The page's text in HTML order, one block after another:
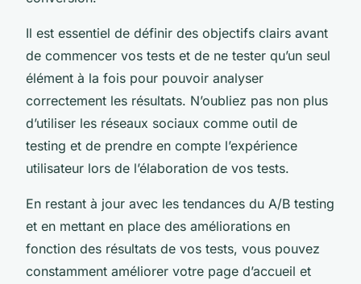
Il est essentiel de définir des objectifs clairs avant
de commencer vos tests et de ne tester qu’un seul
élément à la fois pour pouvoir analyser
correctement les résultats. N’oubliez pas non plus
d’utiliser les réseaux sociaux comme outil de
testing et de prendre en compte l’expérience
utilisateur lors de l’élaboration de vos tests.
En restant à jour avec les tendances du A/B testing
et en mettant en place des améliorations en
fonction des résultats de vos tests, vous pouvez
constamment améliorer votre page d’accueil et